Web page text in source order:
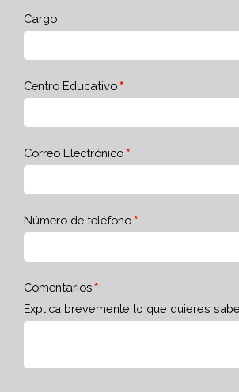
Cargo
Centro Educativo
Correo Electrónico
Número de teléfono
Comentarios
Explica brevemente lo que quieres